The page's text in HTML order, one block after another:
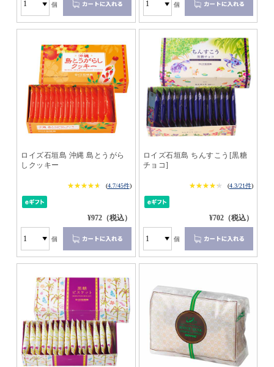
個 個
ロイズ石垣島 沖縄 島とうがら
しクッキー
★★★★★
★★★★★ (4.7/45件)
¥972（税込）
個
ロイズ石垣島 ちんすこう[黒糖
チョコ]
★★★★★
★★★★★ (4.3/21件)
¥702（税込）
個